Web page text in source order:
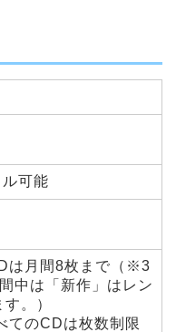
可能
は月間8枚まで（※3
中は「新作」はレン
。）
てのCDは枚数制限